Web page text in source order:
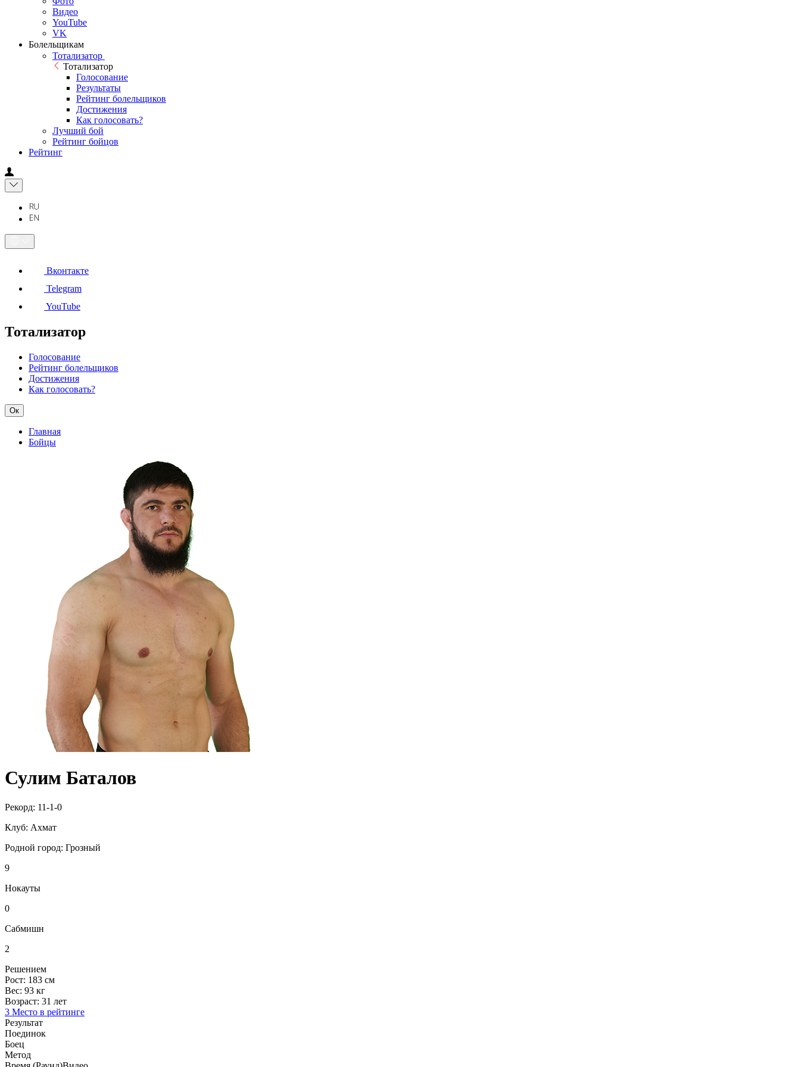
Видео
YouTube
VK
Болельщикам
Тотализатор
Тотализатор
Голосование
Результаты
Рейтинг болельщиков
Достижения
Как голосовать?
Лучший бой
Рейтинг бойцов
Рейтинг
Вконтакте
Telegram
YouTube
Тотализатор
Голосование
Рейтинг болельщиков
Достижения
Как голосовать?
Ок
Главная
Бойцы
Сулим Баталов
Рекорд: 11-1-0
Клуб: Ахмат
Родной город: Грозный
9
Нокауты
0
Сабмишн
2
Решением
Рост: 183 см
Вес: 93 кг
Возраст: 31 лет
3 Место в рейтинге
Результат
Поединок
Боец
Метод